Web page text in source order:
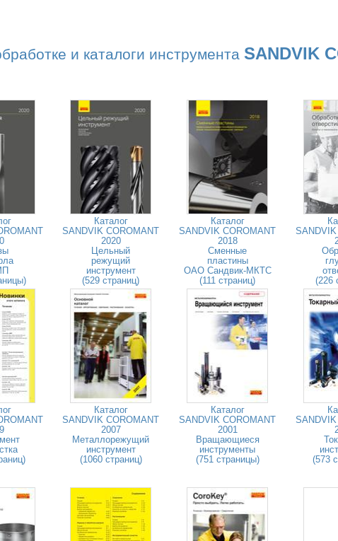
и каталоги инструмента SANDVIK
Каталог
SANDVIK COROMANT
2020
Цельный
режущий
инструмент
(529 страниц)
Каталог
SANDVIK COROMANT
2018
Сменные
пластины
ОАО Сандвик-МКТС
(111 страниц)
(226
Каталог
SANDVIK COROMANT
2007
Металлорежущий
инструмент
(1060 страниц)
Каталог
SANDVIK COROMANT
2001
Вращающиеся
инструменты
(751 страницы)
(573